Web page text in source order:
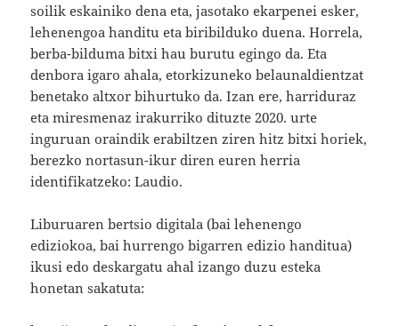
soilik eskainiko dena eta, jasotako ekarpenei esker,
lehenengoa handitu eta biribilduko duena. Horrela,
berba-bilduma bitxi hau burutu egingo da. Eta
denbora igaro ahala, etorkizuneko belaunaldientzat
benetako altxor bihurtuko da. Izan ere, harriduraz
eta miresmenaz irakurriko dituzte 2020. urte
inguruan oraindik erabiltzen ziren hitz bitxi horiek,
berezko nortasun-ikur diren euren herria
identifikatzeko: Laudio.
Liburuaren bertsio digitala (bai lehenengo
ediziokoa, bai hurrengo bigarren edizio handitua)
ikusi edo deskargatu ahal izango duzu esteka
honetan sakatuta: